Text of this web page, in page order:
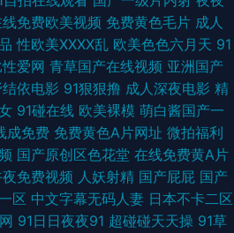
黄产 美日韩一区二区三成 伊人三级片 好好的
国产激情综合在线看 三海影院 超碰在线女
一色综合 日本色视 国语精品对白 99热思思
日本3级中文字幕 国产香蕉伊蕉伊中 aV另类
产精品一区二区无线 中文字幕最新有码在线
免费欧美视频 免费黄色毛片 成人
性欧美ⅩⅩⅩⅩ乱 欧美色色六月天 91
爱网 青草国产在线视频 亚洲国产
依电影 91狠狠撸 成人深夜电影 精
91碰在线 欧美裸模 萌白酱国产一
成免费 免费黄色A片网址 微拍福利
国产原创区色花堂 在线免费黄A片
免费视频 人妖射精 国产屁屁 国产
区 中文字幕无码人妻 日本不卡二区
91日日夜夜91 超碰碰天天操 91草